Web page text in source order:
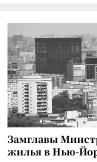
Замглавы
жилья в Нью-